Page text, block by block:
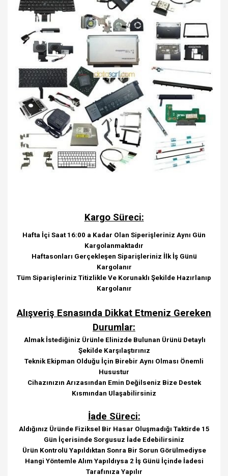
Kargo Süreci:
Hafta İçi Saat 16:00 a Kadar Olan Siperişleriniz Aynı Gün
Kargolanmaktadır
Haftasonları Gerçekleşen Siparişleriniz İlk İş Günü
Kargolanır
Tüm Siparişleriniz Titizlikle Ve Korunaklı Şekilde Hazırlanıp
Kargolanır
Alışveriş Esnasında Dikkat Etmeniz Gereken
Durumlar:
Almak İstediğiniz Ürünle Elinizde Bulunan Ürünü Detaylı
Şekilde Karşılaştırınız
Teknik Ekipman Olduğu İçin Birebir Aynı Olması Önemli
Husustur
Cihazınızın Arızasından Emin Değilseniz Bize Destek
Kısmından Ulaşabilirsiniz
İade Süreci:
Aldığınız Üründe Fiziksel Bir Hasar Oluşmadığı Taktirde 15
Gün İçerisinde Sorgusuz İade Edebilirsiniz
Ürün Kontrolü Yapıldıktan Sonra Bir Sorun Görülmediyse
Hangi Yöntemle Alım Yapıldıysa 2 İş Günü İçinde İadesi
Tarafınıza Yapılır